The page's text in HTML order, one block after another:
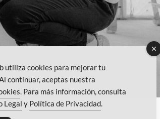
utiliza cookies para mejorar tu
continuar, aceptas nuestra
. Para más información, consulta
Legal y Política de Privacidad